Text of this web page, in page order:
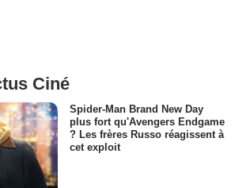
Ciné
Spider-Man Brand New Day
plus fort qu'Avengers Endgame
? Les frères Russo réagissent à
cet exploit